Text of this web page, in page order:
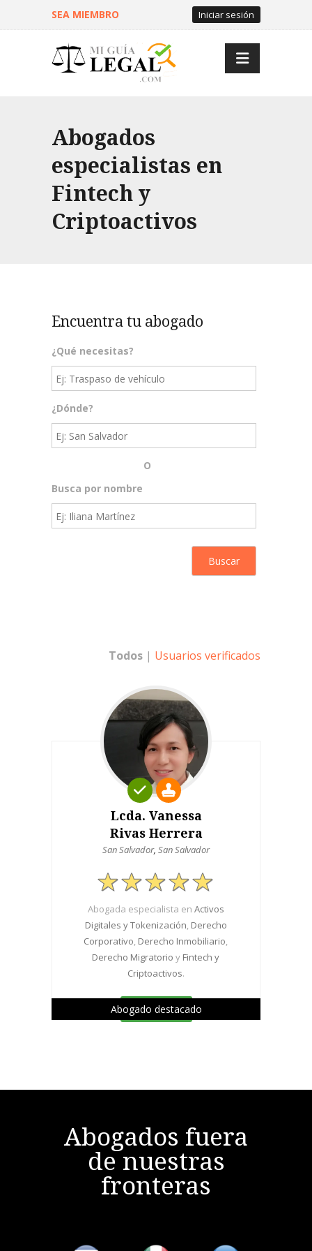
SEA MIEMBRO Iniciar sesión
Abogados
especialistas en
Fintech y
Criptoactivos
Encuentra tu abogado
¿Qué necesitas?
¿Dónde?
O
Busca por nombre
Todos | Usuarios verificados
Lcda. Vanessa
Rivas Herrera
San Salvador, San Salvador
Abogada especialista en Activos
Digitales y Tokenización, Derecho
Corporativo, Derecho Inmobiliario,
Derecho Migratorio y Fintech y
Criptoactivos.
Ver perfil
Abogado destacado
Abogados fuera
de nuestras
fronteras